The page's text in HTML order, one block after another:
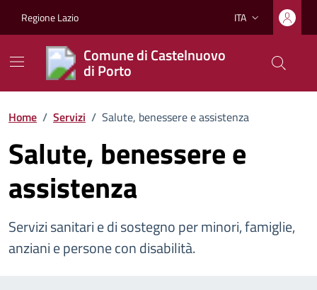
Regione Lazio Lingua attiva:
ITA
Comune di Castelnuovo
di Porto
Home / Servizi / Salute, benessere e assistenza
Salute, benessere e
assistenza
Servizi sanitari e di sostegno per minori, famiglie,
anziani e persone con disabilità.